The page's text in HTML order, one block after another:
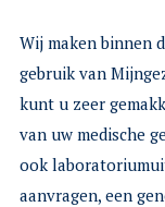
Wij maken binnen
gebruik van
kunt u zeer
van uw medische
ook
aanvragen, een